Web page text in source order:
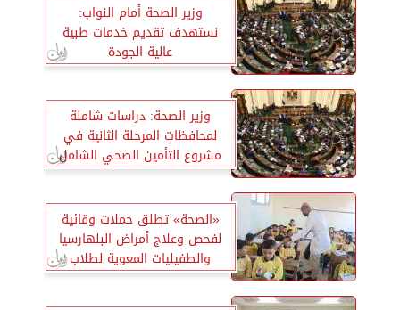
وزير الصحة أمام النواب:
نستهدف تقديم خدمات طبية
عالية الجودة
وزير الصحة: دراسات شاملة
لمحافظات المرحلة الثانية في
مشروع التأمين الصحي الشامل
«الصحة» تطلق حملات وقائية
لفحص وعلاج أمراض البلهارسيا
والطفيليات المعوية لطلاب
المدارس